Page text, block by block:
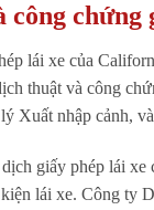
công
lái xe của
thuật và công
Xuất nhập cảnh,
giấy phép lái xe
lái xe. Công ty